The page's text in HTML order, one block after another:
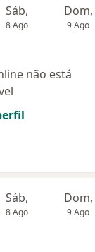
Sáb,
8 Ago
Dom,
9 Ago
não está
Sáb,
8 Ago
Dom,
9 Ago